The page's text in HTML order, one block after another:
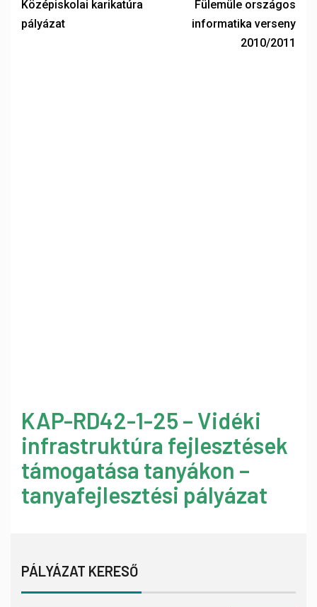
Középiskolai karikatúra
pályázat
Fülemüle országos
informatika verseny
2010/2011
KAP-RD42-1-25 – Vidéki
infrastruktúra fejlesztések
támogatása tanyákon –
tanyafejlesztési pályázat
PÁLYÁZAT KERESŐ